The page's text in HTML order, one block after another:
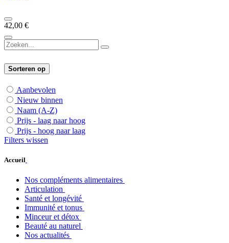
42,00 €
Sorteren op
Aanbevolen
Nieuw binnen
Naam (A-Z)
Prijs - laag naar hoog
Prijs - hoog naar laag
Filters wissen
Accueil
Nos compléments alimentaires
Articulation
Santé et longévité
Immunité et tonus
Minceur et détox
Beauté au naturel
Nos actualités